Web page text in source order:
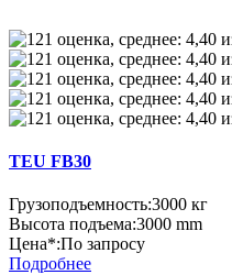
TEU FB30
Грузоподъемность:3000 кг
Высота подъема:3000 mm
Цена*:По запросу
Подробнее